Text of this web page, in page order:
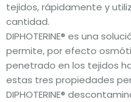
tejidos, rápidamente y
cantidad.
DIPHOTERINE® es una
permite, por efecto
penetrado en los tejidos
estas tres propiedades
DIPHOTERINE®